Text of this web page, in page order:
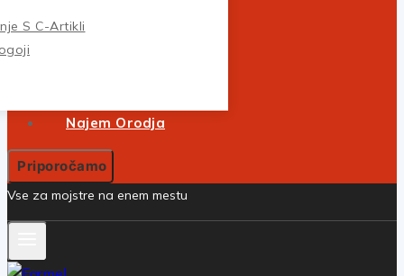
S C-Artikli
Najem Orodja
Priporočamo
Vse za mojstre na enem mestu